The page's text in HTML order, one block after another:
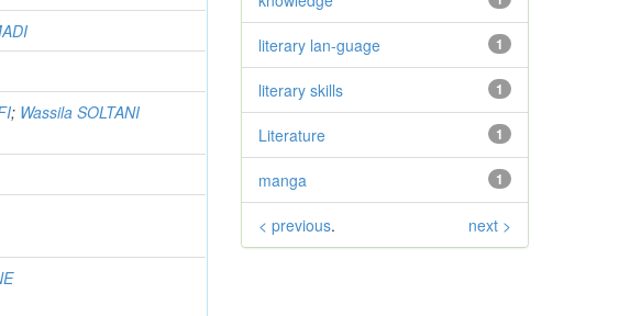
; Wassila SOLTANI
1
literary lan-guage
1
literary skills
1
Literature
1
manga
.
< previous next >